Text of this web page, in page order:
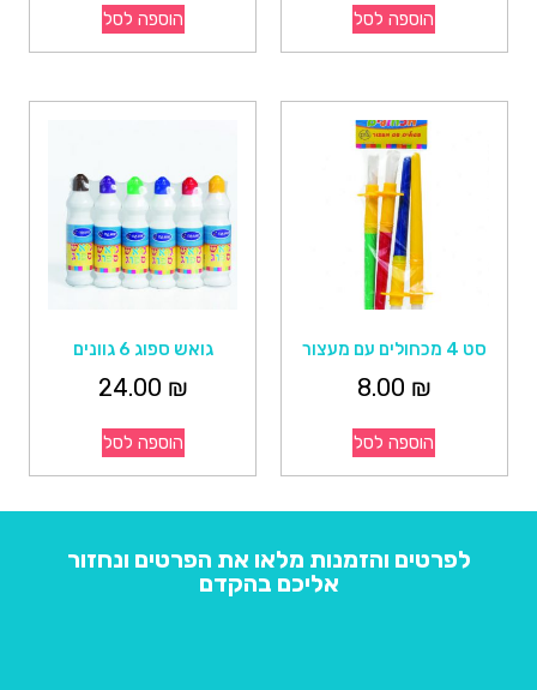
הוספה לסל הוספה לסל
סט 4 מכחולים עם מעצור
8.00 ₪
הוספה לסל
גואש ספוג 6 גוונים
24.00 ₪
הוספה לסל
לפרטים והזמנות מלאו את הפרטים ונחזור
אליכם בהקדם